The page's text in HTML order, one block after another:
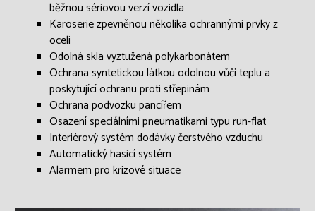
běžnou sériovou verzí vozidla
Karoserie zpevněnou několika ochrannými prvky z
oceli
Odolná skla vyztužená polykarbonátem
Ochrana syntetickou látkou odolnou vůči teplu a
poskytující ochranu proti střepinám
Ochrana podvozku pancířem
Osazení speciálními pneumatikami typu run-flat
Interiérový systém dodávky čerstvého vzduchu
Automatický hasicí systém
Alarmem pro krizové situace